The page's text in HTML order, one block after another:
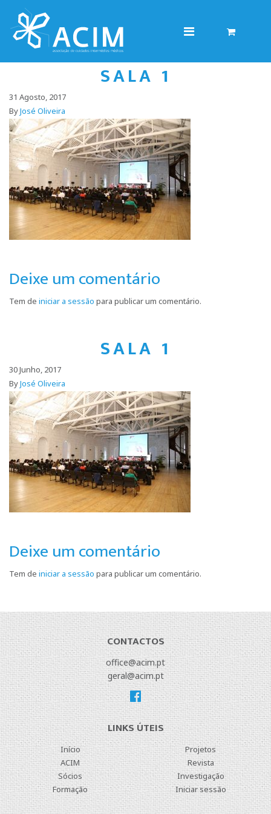
SALA 1
31 Agosto, 2017
ByJosé Oliveira
Deixe um comentário
Tem de iniciar a sessão para publicar um comentário.
SALA 1
30 Junho, 2017
ByJosé Oliveira
Deixe um comentário
Tem de iniciar a sessão para publicar um comentário.
CONTACTOS
office@acim.pt
geral@acim.pt
LINKS ÚTEIS
Início
ACIM
Sócios
Formação
Projetos
Revista
Investigação
Iniciar sessão